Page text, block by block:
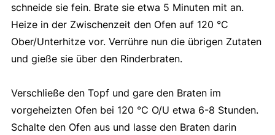
schneide sie fein. Brate sie etwa 5 Minuten mit an.
Heize in der Zwischenzeit den Ofen auf 120 °C
Ober/Unterhitze vor. Verrühre nun die übrigen Zutaten
und gieße sie über den Rinderbraten.
Verschließe den Topf und gare den Braten im
vorgeheizten Ofen bei 120 °C O/U etwa 6-8 Stunden.
Schalte den Ofen aus und lasse den Braten darin